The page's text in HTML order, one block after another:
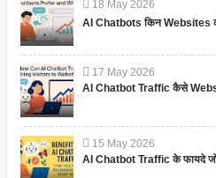
18 May 2026
AI Chatbots किन Websites
17 May 2026
AI Chatbot Traffic कैसे
15 May 2026
AI Chatbot Traffic के फायदे